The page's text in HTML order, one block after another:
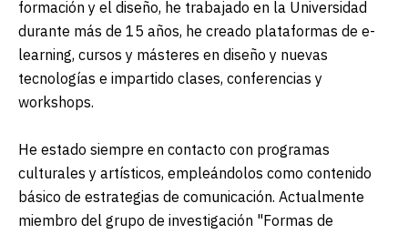
formación y el diseño, he trabajado en la Universidad
durante más de 15 años, he creado plataformas de e-
learning, cursos y másteres en diseño y nuevas
tecnologías e impartido clases, conferencias y
workshops.
He estado siempre en contacto con programas
culturales y artísticos, empleándolos como contenido
básico de estrategias de comunicación. Actualmente
miembro del grupo de investigación "Formas de